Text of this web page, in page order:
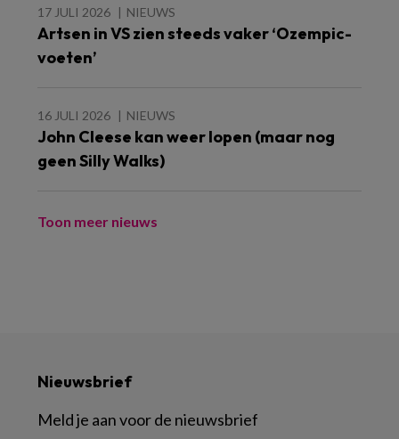
17 JULI 2026 NIEUWS
Artsen in VS zien steeds vaker ‘Ozempic-
voeten’
16 JULI 2026 NIEUWS
John Cleese kan weer lopen (maar nog
geen Silly Walks)
Toon meer nieuws
Nieuwsbrief
Meld je aan voor de nieuwsbrief